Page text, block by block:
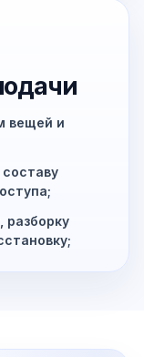
вещей и
разборку